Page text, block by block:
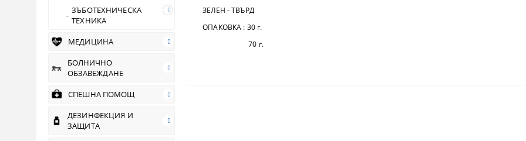
ЗЪБОТЕХНИЧЕСКА
ТЕХНИКА
МЕДИЦИНА
БОЛНИЧНО
ОБЗАВЕЖДАНЕ
СПЕШНА ПОМОЩ
ДЕЗИНФЕКЦИЯ И
ЗАЩИТА
ЗЕЛЕН - ТВЪРД
ОПАКОВКА : 30 г.
70 г.